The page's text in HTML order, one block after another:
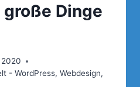
Dinge
- WordPress, Webdesign,